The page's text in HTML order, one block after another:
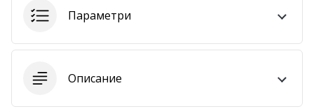
Параметри
Описание